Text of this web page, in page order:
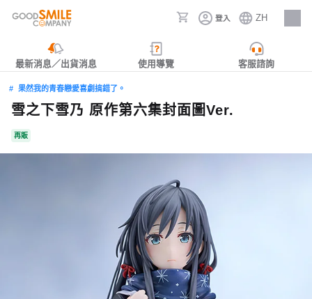
登入 ZH
人才招募
最新消息／出貨消息 使用導覽 客服諮詢
果然我的青春戀愛喜劇搞錯了。
雪之下雪乃 原作第六集封面圖Ver.
再販